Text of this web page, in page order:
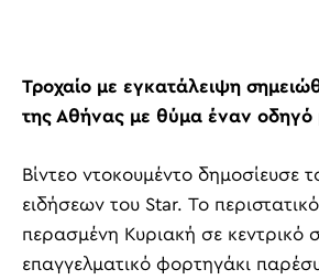
Τροχαίο με εγκατάλειψη
της Αθήνας με θύμα έναν οδηγό
Βίντεο ντοκουμέντο δημοσίευσε
ειδήσεων του Star. Το
περασμένη Κυριακή σε κεντρικό
επαγγελματικό φορτηγάκι